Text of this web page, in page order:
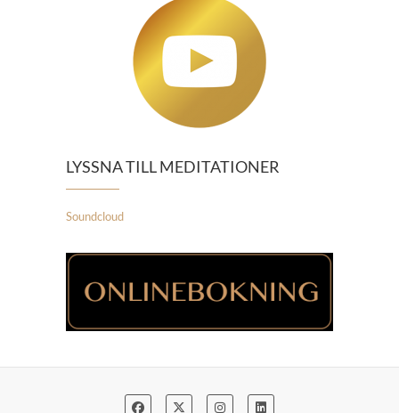
LYSSNA TILL MEDITATIONER
Soundcloud